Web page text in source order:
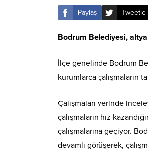
Paylaş Tweetle
Bodrum Belediyesi,
İlçe genelinde Bodrum
kurumlarca çalışmaların
Çalışmaları yerinde
çalışmaların hız
çalışmalarına geçiyor.
devamlı görüşerek,